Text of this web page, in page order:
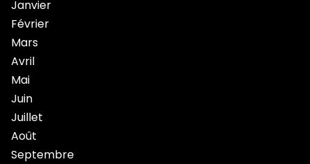
Janvier
Février
Mars
Avril
Mai
Juin
Juillet
Août
Septembre